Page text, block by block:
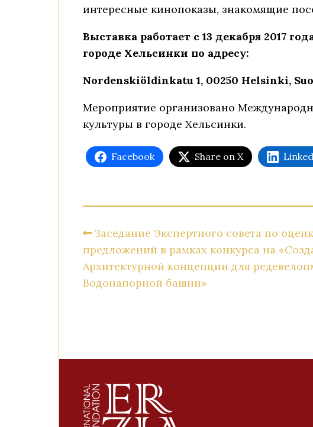
интересные кинопоказы, знакомящие
Выставка работает с 13 декабря 2017
городе Хельсинки по адресу:
Nordenskiöldinkatu 1, 00250 Helsinki,
Мероприятие организовано
культуры в городе Хельсинки.
Facebook Share on X
Заседание Экспертного совета по
предложений в рамках конкурса на
Архитектурной концепции для
Водонапорной башни»